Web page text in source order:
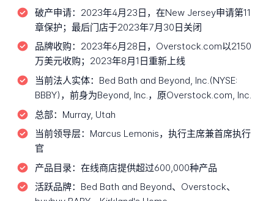
破产申请： 2023年4月23日，在New Jersey申请第11
章保护；最后门店于2023年7月30日关闭
品牌收购： 2023年6月28日，Overstock.com以2150
万美元收购；2023年8月1日重新上线
当前法人实体： Bed Bath and Beyond, Inc.(NYSE:
BBBY)，前身为Beyond, Inc.，原Overstock.com, Inc.
总部： Murray, Utah
当前领导层： Marcus Lemonis，执行主席兼首席执行
官
产品目录： 在线商店提供超过600,000种产品
活跃品牌： Bed Bath and Beyond、Overstock、